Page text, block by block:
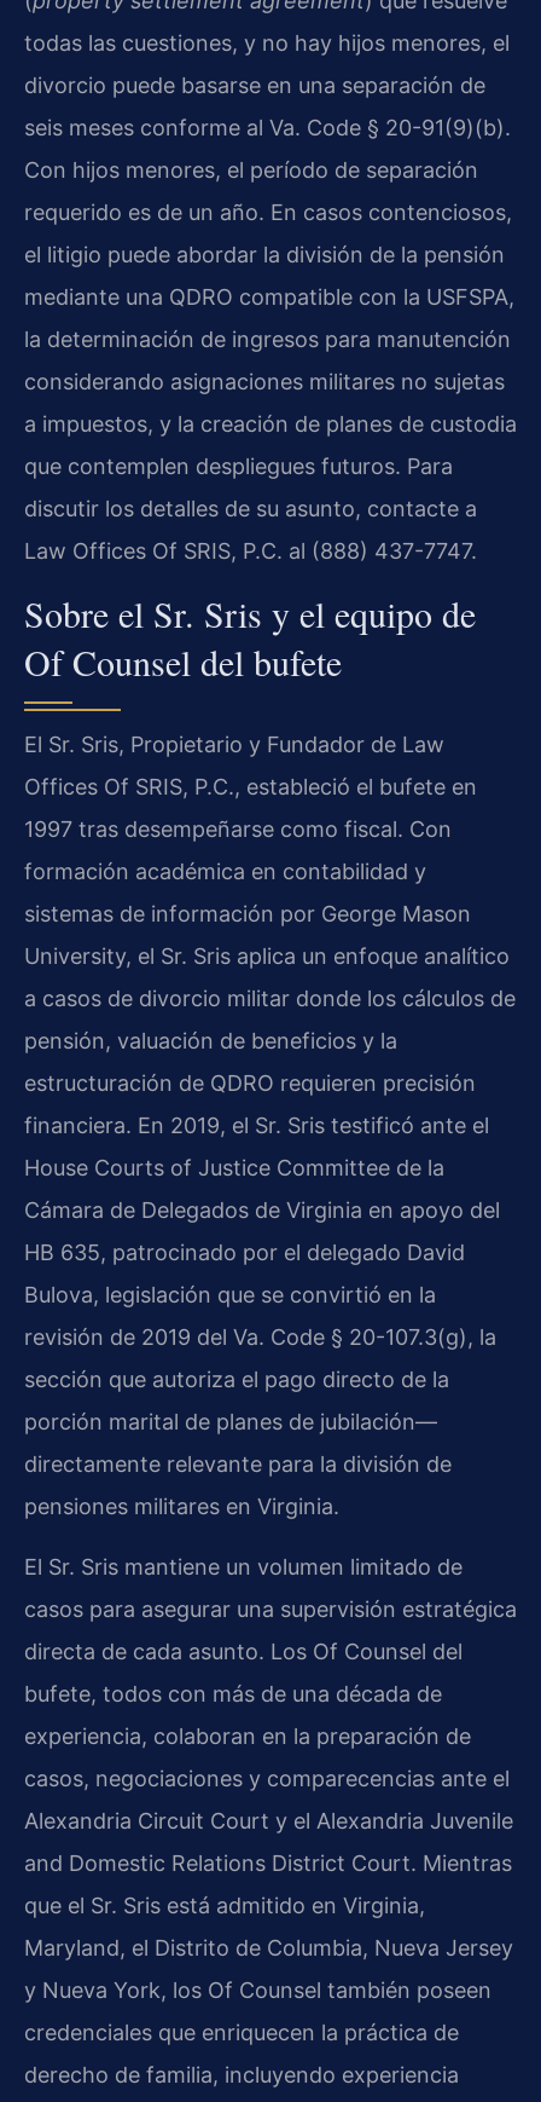
todas las cuestiones, y no hay hijos menores, el
divorcio puede basarse en una separación de
seis meses conforme al Va. Code § 20-91(9)(b).
Con hijos menores, el período de separación
requerido es de un año. En casos contenciosos,
el litigio puede abordar la división de la pensión
mediante una QDRO compatible con la USFSPA,
la determinación de ingresos para manutención
considerando asignaciones militares no sujetas
a impuestos, y la creación de planes de custodia
que contemplen despliegues futuros. Para
discutir los detalles de su asunto, contacte a
Law Offices Of SRIS, P.C. al (888) 437-7747.
Sobre el Sr. Sris y el equipo de
Of Counsel del bufete
El Sr. Sris, Propietario y Fundador de Law
Offices Of SRIS, P.C., estableció el bufete en
1997 tras desempeñarse como fiscal. Con
formación académica en contabilidad y
sistemas de información por George Mason
University, el Sr. Sris aplica un enfoque analítico
a casos de divorcio militar donde los cálculos de
pensión, valuación de beneficios y la
estructuración de QDRO requieren precisión
financiera. En 2019, el Sr. Sris testificó ante el
House Courts of Justice Committee de la
Cámara de Delegados de Virginia en apoyo del
HB 635, patrocinado por el delegado David
Bulova, legislación que se convirtió en la
revisión de 2019 del Va. Code § 20-107.3(g), la
sección que autoriza el pago directo de la
porción marital de planes de jubilación—
directamente relevante para la división de
pensiones militares en Virginia.
El Sr. Sris mantiene un volumen limitado de
casos para asegurar una supervisión estratégica
directa de cada asunto. Los Of Counsel del
bufete, todos con más de una década de
experiencia, colaboran en la preparación de
casos, negociaciones y comparecencias ante el
Alexandria Circuit Court y el Alexandria Juvenile
and Domestic Relations District Court. Mientras
que el Sr. Sris está admitido en Virginia,
Maryland, el Distrito de Columbia, Nueva Jersey
y Nueva York, los Of Counsel también poseen
credenciales que enriquecen la práctica de
derecho de familia, incluyendo experiencia